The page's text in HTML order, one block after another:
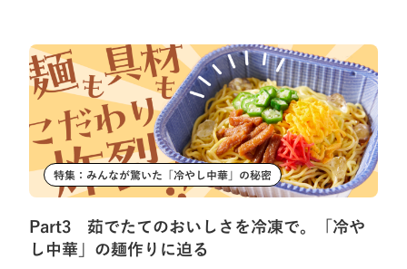
特集：みんなが驚いた「冷やし中華」の秘密
Part3 茹でたてのおいしさを冷凍で。「冷や
し中華」の麺作りに迫る